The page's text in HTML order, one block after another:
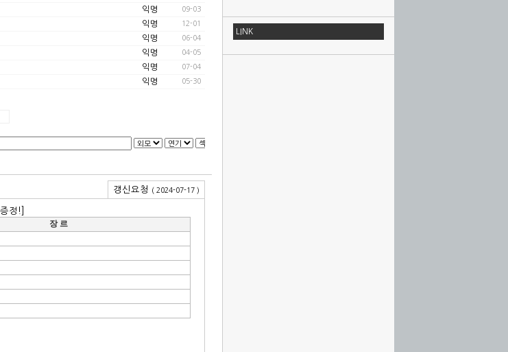
익명 09-03
익명 12-01
익명 06-04
익명 04-05
익명 07-04
익명 05-30
LINK